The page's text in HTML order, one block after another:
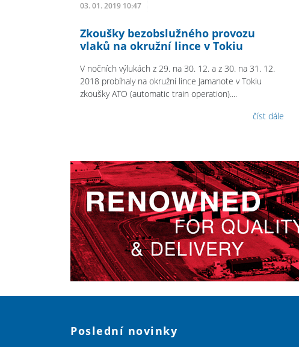
03. 01. 2019 10:47
Zkoušky bezobslužného provozu
vlaků na okružní lince v Tokiu
V nočních výlukách z 29. na 30. 12. a z 30. na 31. 12.
2018 probíhaly na okružní lince Jamanote v Tokiu
zkoušky ATO (automatic train operation)....
číst dále
Poslední novinky